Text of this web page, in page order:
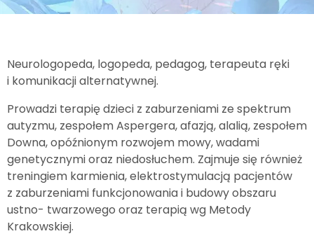
Neurologopeda, logopeda, pedagog, terapeuta ręki
i komunikacji alternatywnej.
Prowadzi terapię dzieci z zaburzeniami ze spektrum
autyzmu, zespołem Aspergera, afazją, alalią, zespołem
Downa, opóźnionym rozwojem mowy, wadami
genetycznymi oraz niedosłuchem. Zajmuje się również
treningiem karmienia, elektrostymulacją pacjentów
z zaburzeniami funkcjonowania i budowy obszaru
ustno- twarzowego oraz terapią wg Metody
Krakowskiej.